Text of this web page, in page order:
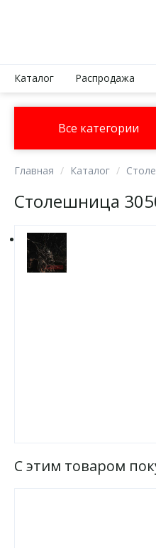
Каталог Распродажа
Все категории
Главная Каталог
Столешница
С этим товаром